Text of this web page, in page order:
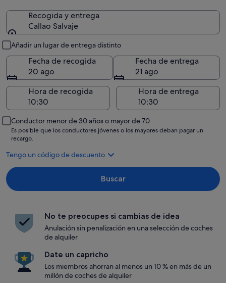
Recogida y entrega
Callao Salvaje
Añadir un lugar de entrega distinto
Fecha de recogida
20 ago
Fecha de entrega
21 ago
Hora de recogida
Hora de entrega
Conductor menor de 30 años o mayor de 70
Es posible que los conductores jóvenes o los mayores deban pagar un
recargo.
Tengo un código de descuento
Buscar
No te preocupes si cambias de idea
Anulación sin penalización en una selección de coches
de alquiler
Date un capricho
Los miembros ahorran al menos un 10 % en más de un
millón de coches de alquiler